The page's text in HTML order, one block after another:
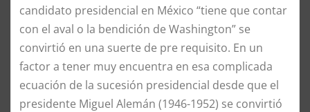
candidato presidencial en México “tiene que contar
con el aval o la bendición de Washington” se
convirtió en una suerte de pre requisito. En un
factor a tener muy encuentra en esa complicada
ecuación de la sucesión presidencial desde que el
presidente Miguel Alemán (1946-1952) se convirtió